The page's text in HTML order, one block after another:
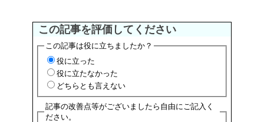
この記事を評価してください
この記事は役に立ちましたか？
役に立った
役に立たなかった
どちらとも言えない
記事の改善点等がございましたら自由にご記入く
ださい。